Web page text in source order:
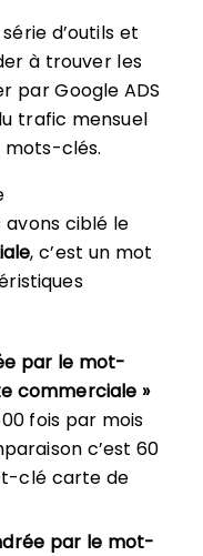
d’outils et
à trouver les
par Google ADS
trafic mensuel
mots-clés.
ciblé le
, c’est un mot
par le mot-
commerciale »
fois par mois
c’est 60
clé carte de
par le mot-